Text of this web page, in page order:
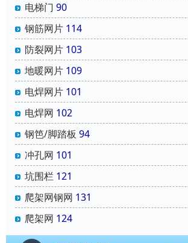
电梯门 90
钢筋网片 114
防裂网片 103
地暖网片 109
电焊网片 101
电焊网 102
钢笆/脚踏板 94
冲孔网 101
坑围栏 121
爬架网钢网 131
爬架网 124